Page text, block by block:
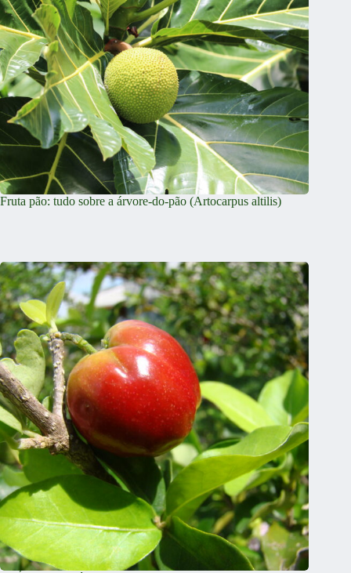
Fruta pão: tudo sobre a árvore-do-pão (Artocarpus altilis)